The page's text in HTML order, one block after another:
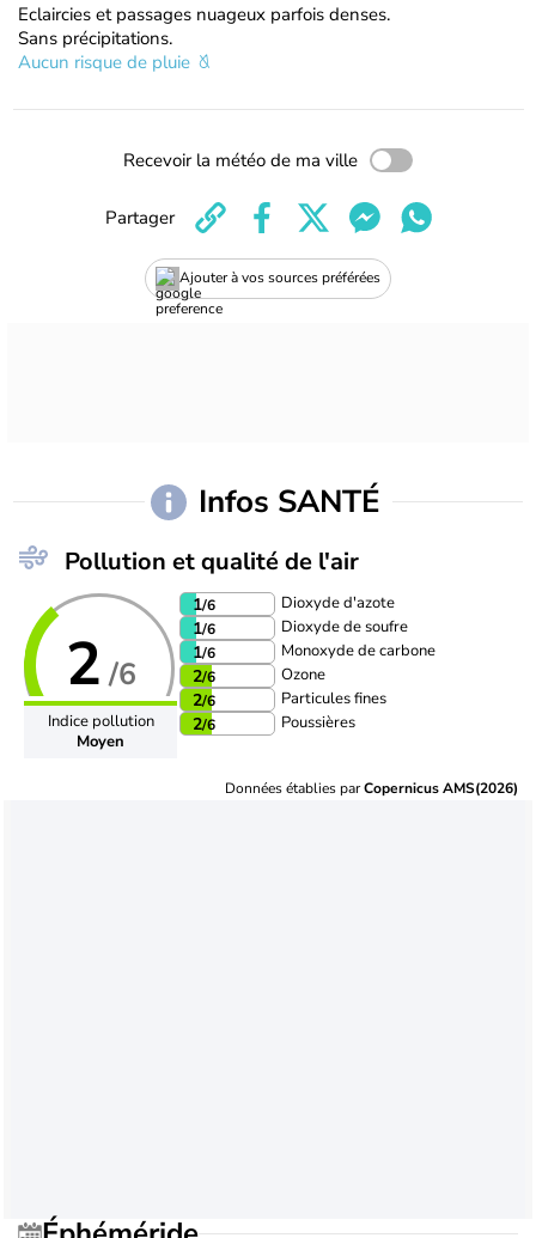
Eclaircies et passages nuageux parfois denses.
Sans précipitations.
Aucun risque de pluie
Recevoir la météo de ma ville
Ajouter à vos sources préférées
Partager
Infos SANTÉ
Pollution et qualité de l'air
2 /6
Indice pollution
Moyen
1/6 Dioxyde d'azote
1/6 Dioxyde de soufre
1/6 Monoxyde de carbone
2/6 Ozone
2/6 Particules fines
2/6 Poussières
Données établies parCopernicus AMS(2026)